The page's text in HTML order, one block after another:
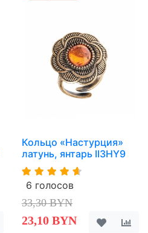
Кольцо «Настурция»
латунь, янтарь II3HY9
6 голосов
33,30 BYN
23,10 BYN